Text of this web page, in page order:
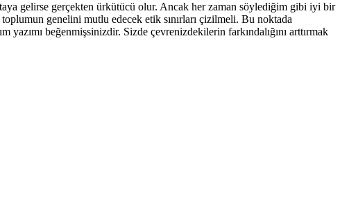
gelirse gerçekten ürkütücü olur. Ancak her zaman söylediğim gibi iyi bir
genelini mutlu edecek etik sınırları çizilmeli. Bu noktada
beğenmişsinizdir. Sizde çevrenizdekilerin farkındalığını arttırmak